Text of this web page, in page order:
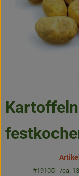
Frisches
Angebote &
Getränke
Jobkiste
#19105 ca.